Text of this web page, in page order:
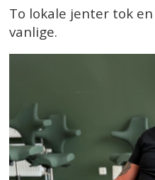
To lokale jenter tok
vanlige.